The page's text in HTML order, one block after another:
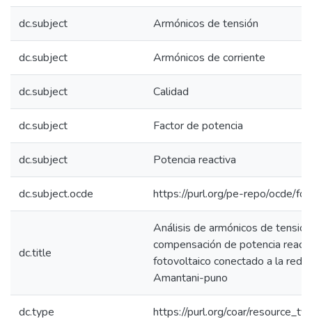
dc.subject Armónicos de tensión
dc.subject Armónicos de corriente
dc.subject Calidad
dc.subject Factor de potencia
dc.subject Potencia reactiva
dc.subject.ocde https://purl.org/pe-repo/ocde/
dc.title
Análisis de armónicos de
compensación de potencia
fotovoltaico conectado a la red
Amantani-puno
dc.type https://purl.org/coar/